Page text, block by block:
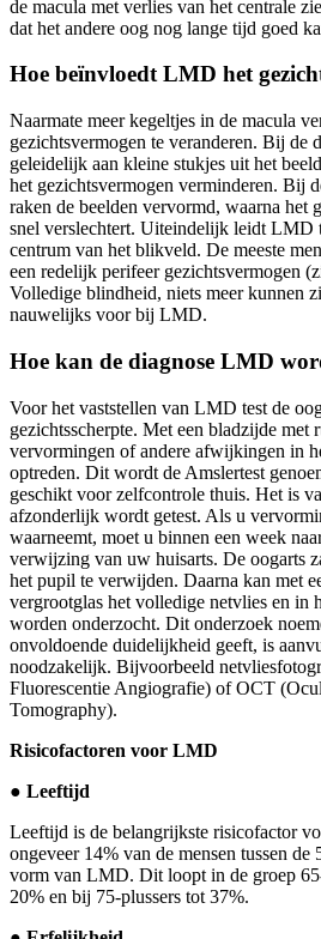
de macula met verlies van het centrale
dat het andere oog nog lange tijd goed
Hoe beïnvloedt LMD het
Naarmate meer kegeltjes in de macula
gezichtsvermogen te veranderen. Bij de
geleidelijk aan kleine stukjes uit het
het gezichtsvermogen verminderen. Bij
raken de beelden vervormd, waarna het
snel verslechtert. Uiteindelijk leidt LMD
centrum van het blikveld. De meeste
een redelijk perifeer gezichtsvermogen
Volledige blindheid, niets meer kunnen
nauwelijks voor bij LMD.
Hoe kan de diagnose LMD
Voor het vaststellen van LMD test de
gezichtsscherpte. Met een bladzijde met
vervormingen of andere afwijkingen in
optreden. Dit wordt de Amslertest
geschikt voor zelfcontrole thuis. Het is
afzonderlijk wordt getest. Als u
waarneemt, moet u binnen een week
verwijzing van uw huisarts. De oogarts
het pupil te verwijden. Daarna kan met
vergrootglas het volledige netvlies en in
worden onderzocht. Dit onderzoek
onvoldoende duidelijkheid geeft, is
noodzakelijk. Bijvoorbeeld
Fluorescentie Angiografie) of OCT
Tomography).
Risicofactoren voor LMD
● Leeftijd
Leeftijd is de belangrijkste risicofactor
ongeveer 14% van de mensen tussen de
vorm van LMD. Dit loopt in de groep
20% en bij 75-plussers tot 37%.